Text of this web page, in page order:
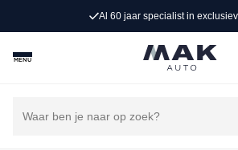
MENU
Op zoek naar een exclusieve Audi
Auto vind je een zorgvuldig
sportieve Audi A3 tot de krachtige Audi